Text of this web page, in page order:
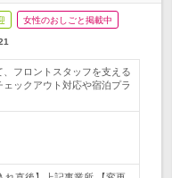
女性のおしごと掲載中
フロントスタッフを支える
ックアウト対応や宿泊プラ